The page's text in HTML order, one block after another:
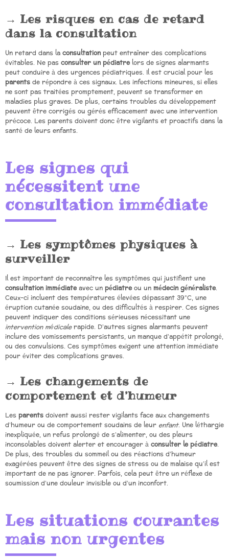
Les risques en cas de retard
dans la consultation
Un retard dans laconsultation peut entraîner des complications
évitables. Ne pas consulter un pédiatrelors de signes alarmants
peut conduire à des urgences pédiatriques. Il est crucial pour les
parentsde répondre à ces signaux. Les infections mineures, si elles
ne sont pas traitées promptement, peuvent se transformer en
maladies plus graves. De plus, certains troubles du développement
peuvent être corrigés ou gérés efficacement avec une intervention
précoce. Les parents doivent donc être vigilants et proactifs dans la
santé de leurs enfants.
Les signes qui
nécessitent une
consultation immédiate
Les symptômes physiques à
surveiller
Il est important de reconnaître les symptômes qui justifient une
consultation immédiateavec un pédiatreou unmédecin généraliste.
Ceux-ci incluent des températures élevées dépassant 39°C, une
éruption cutanée soudaine, ou des difficultés à respirer. Ces signes
peuvent indiquer des conditions sérieuses nécessitant une
intervention médicalerapide. D’autres signes alarmants peuvent
inclure des vomissements persistants, un manque d’appétit prolongé,
ou des convulsions. Ces symptômes exigent une attention immédiate
pour éviter des complications graves.
Les changements de
comportement et d’humeur
Les parentsdoivent aussi rester vigilants face aux changements
d’humeur ou de comportement soudains de leur enfant. Une léthargie
inexpliquée, un refus prolongé de s’alimenter, ou des pleurs
inconsolables doivent alerter et encourager àconsulter le pédiatre.
De plus, des troubles du sommeil ou des réactions d’humeur
exagérées peuvent être des signes de stress ou de malaise qu’il est
important de ne pas ignorer. Parfois, cela peut être un réflexe de
soumission d’une douleur invisible ou d’un inconfort.
Les situations courantes
mais non urgentes